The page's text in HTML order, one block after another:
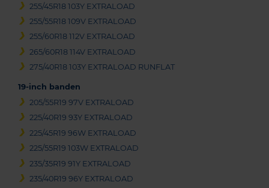
255/45R18 103Y EXTRALOAD
255/55R18 109V EXTRALOAD
255/60R18 112V EXTRALOAD
265/60R18 114V EXTRALOAD
275/40R18 103Y EXTRALOAD RUNFLAT
19-inch banden
205/55R19 97V EXTRALOAD
225/40R19 93Y EXTRALOAD
225/45R19 96W EXTRALOAD
225/55R19 103W EXTRALOAD
235/35R19 91Y EXTRALOAD
235/40R19 96Y EXTRALOAD